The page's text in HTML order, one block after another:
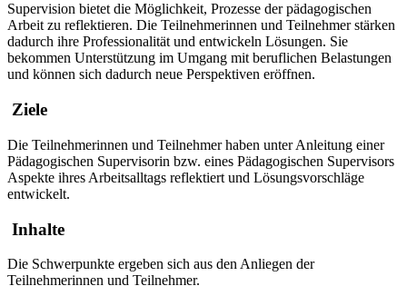
Supervision bietet die Möglichkeit, Prozesse der pädagogischen
Arbeit zu reflektieren. Die Teilnehmerinnen und Teilnehmer stärken
dadurch ihre Professionalität und entwickeln Lösungen. Sie
bekommen Unterstützung im Umgang mit beruflichen Belastungen
und können sich dadurch neue Perspektiven eröffnen.
Ziele
Die Teilnehmerinnen und Teilnehmer haben unter Anleitung einer
Pädagogischen Supervisorin bzw. eines Pädagogischen Supervisors
Aspekte ihres Arbeitsalltags reflektiert und Lösungsvorschläge
entwickelt.
Inhalte
Die Schwerpunkte ergeben sich aus den Anliegen der
Teilnehmerinnen und Teilnehmer.